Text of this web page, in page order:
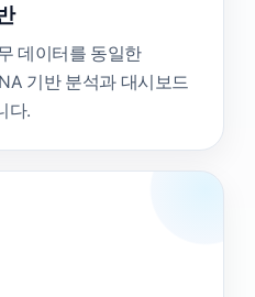
무 데이터를 동일한
기반 분석과 대시보드
다.